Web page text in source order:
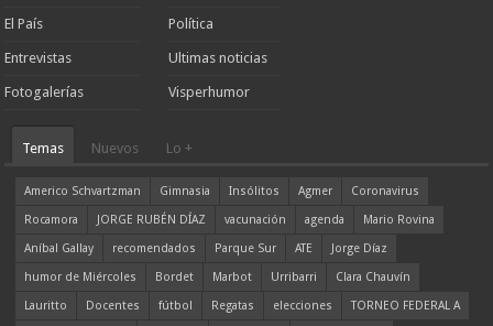
El País
Entrevistas
Fotogalerías
Política
Ultimas noticias
Visperhumor
Temas Nuevos Lo +
Americo Schvartzman Gimnasia Insólitos Agmer
Coronavirus
Rocamora
JORGE RUBÉN DÍAZ vacunación agenda
Mario Rovina
Aníbal Gallay
recomendados Parque Sur ATE
Jorge Díaz
humor de Miércoles
Bordet Marbot Urribarri
Clara Chauvín
Lauritto
Docentes fútbol Regatas elecciones
TORNEO FEDERAL A